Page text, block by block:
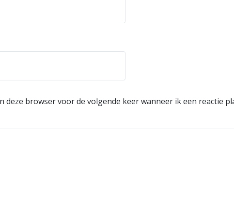
deze browser voor de volgende keer wanneer ik een reactie